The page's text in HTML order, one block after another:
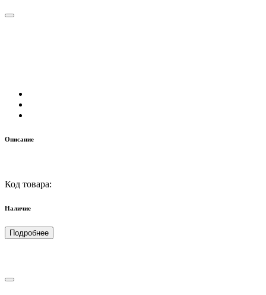
Описание
Код товара:
Наличие
Подробнее